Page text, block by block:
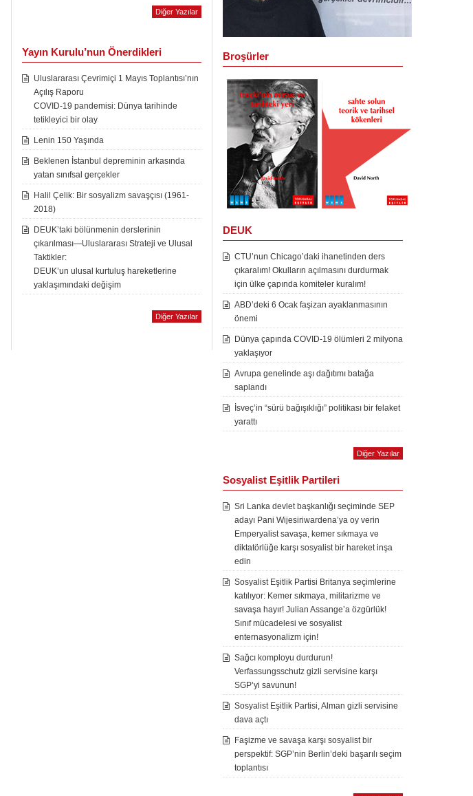
Diğer Yazılar
Yayın Kurulu’nun Önerdikleri
Uluslararası Çevrimiçi 1 Mayıs Toplantısı’nın
Açılış Raporu
COVID-19 pandemisi: Dünya tarihinde
tetikleyici bir olay
Lenin 150 Yaşında
Beklenen İstanbul depreminin arkasında
yatan sınıfsal gerçekler
Halil Çelik: Bir sosyalizm savaşçısı (1961-
2018)
DEUK’taki bölünmenin derslerinin
çıkarılması—Uluslararası Strateji ve Ulusal
Taktikler:
DEUK’un ulusal kurtuluş hareketlerine
yaklaşımındaki değişim
Diğer Yazılar
Broşürler
DEUK
CTU’nun Chicago’daki ihanetinden ders
çıkaralım! Okulların açılmasını durdurmak
için ülke çapında komiteler kuralım!
ABD’deki 6 Ocak faşizan ayaklanmasının
önemi
Dünya çapında COVID-19 ölümleri 2 milyona
yaklaşıyor
Avrupa genelinde aşı dağıtımı batağa
saplandı
İsveç’in “sürü bağışıklığı” politikası bir felaket
yarattı
Diğer Yazılar
Sosyalist Eşitlik Partileri
Sri Lanka devlet başkanlığı seçiminde SEP
adayı Pani Wijesiriwardena’ya oy verin
Emperyalist savaşa, kemer sıkmaya ve
diktatörlüğe karşı sosyalist bir hareket inşa
edin
Sosyalist Eşitlik Partisi Britanya seçimlerine
katılıyor: Kemer sıkmaya, militarizme ve
savaşa hayır! Julian Assange’a özgürlük!
Sınıf mücadelesi ve sosyalist
enternasyonalizm için!
Sağcı komployu durdurun!
Verfassungsschutz gizli servisine karşı
SGP’yi savunun!
Sosyalist Eşitlik Partisi, Alman gizli servisine
dava açtı
Faşizme ve savaşa karşı sosyalist bir
perspektif: SGP’nin Berlin’deki başarılı seçim
toplantısı